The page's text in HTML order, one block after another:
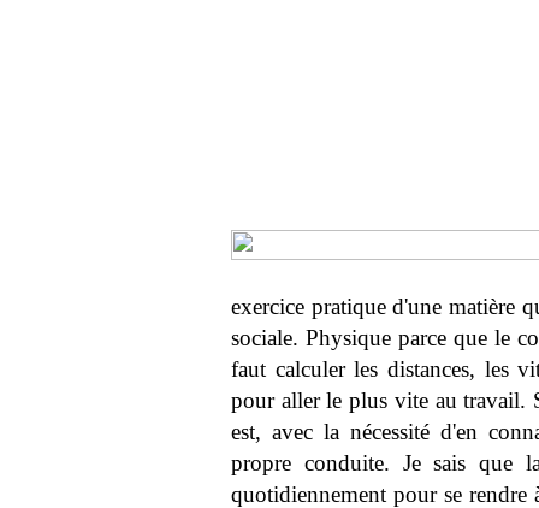
exercice pratique d'une matière
sociale. Physique parce que le
faut calculer les distances, les
pour aller le plus vite au travail.
est, avec la nécessité d'en
propre conduite. Je sais que
quotidiennement pour se rendre